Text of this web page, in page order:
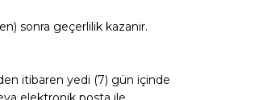
sonra geçerlilik kazanir.
itibaren yedi (7) gün içinde